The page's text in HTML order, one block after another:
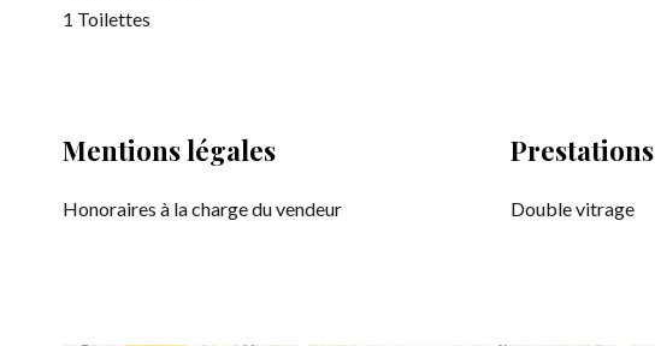
1 Toilettes
Mentions légales
Honoraires à la charge du vendeur
Prestations
Double vitrage